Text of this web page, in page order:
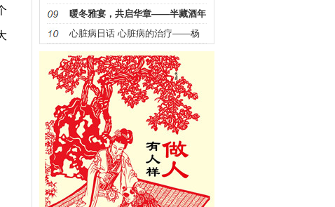
张家口体文旅集团指导
暖冬雅宴，共启华章——半藏酒年
终答谢宴暨“铁红梁”
心脏病日话 心脏病的治疗——杨
俊耀